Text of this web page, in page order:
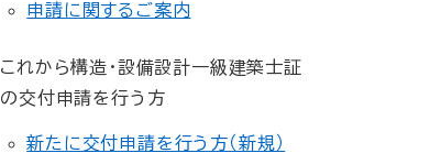
申請に関するご案内
これから構造・設備設計一級建築士証
の交付申請を行う方
新たに交付申請を行う方（新規）